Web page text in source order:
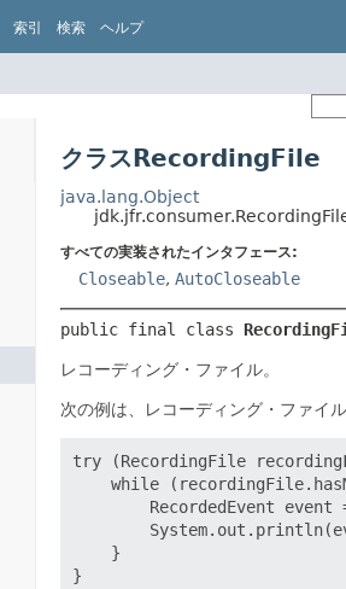
索引 検索 ヘルプ
クラスRecordingFile
java.lang.Object
すべての実装されたインタフェース:
Closeable, AutoCloseable
public final class
レコーディング・ファイル。
次の例は、レコーディング・ファイ
try (RecordingFile
while
RecordedEvent event
    }